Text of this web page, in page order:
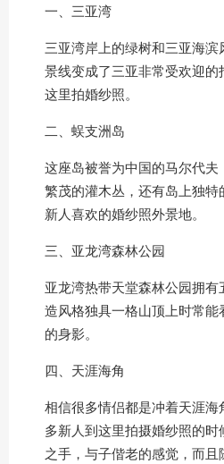
一、三亚湾
三亚湾岸上的绿树和三亚海
景线变成了三亚非常受欢迎
这里拍婚纱照。
二、蜈支洲岛
这座岛被誉为中国的马尔代夫
繁茂的灌木丛，还有岛上独
新人喜欢的婚纱照外景地。
三、亚龙湾森林公园
亚龙湾热带天堂森林公园拥
造风格独具一格山顶上时常能
的身影。
四、天涯海角
相信很多情侣都是冲着天涯
多新人到这里拍摄婚纱照的
之手，与子偕老的感觉，而